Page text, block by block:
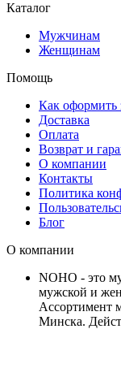
Каталог
Мужчинам
Женщинам
Помощь
Как оформить
Доставка
Оплата
Возврат и
О компании
Контакты
Политика
Блог
О компании
NOHO - это
мужской и
Ассортимент
Минска.